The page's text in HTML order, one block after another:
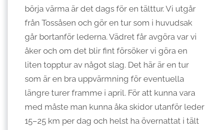
börja värma är det dags för en tälttur. Vi utgår
från Tossåsen och gör en tur som i huvudsak
går bortanför lederna. Vädret får avgöra var vi
åker och om det blir fint försöker vi göra en
liten topptur av något slag. Det här är en tur
som är en bra uppvärmning för eventuella
längre turer framme i april. För att kunna vara
med måste man kunna åka skidor utanför leder
15–25 km per dag och helst ha övernattat i tält